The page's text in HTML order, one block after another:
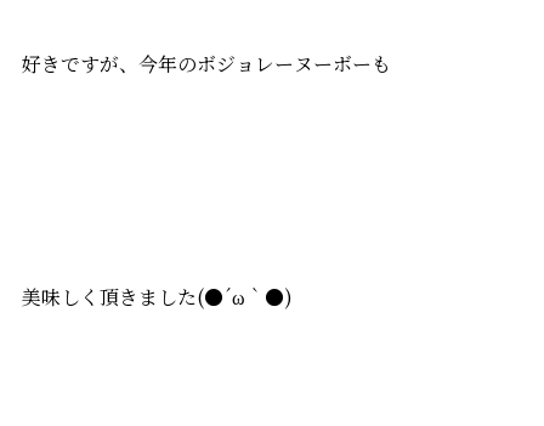
好きですが、今年のボジョレーヌーボーも
美味しく頂きました(●´ω｀●)